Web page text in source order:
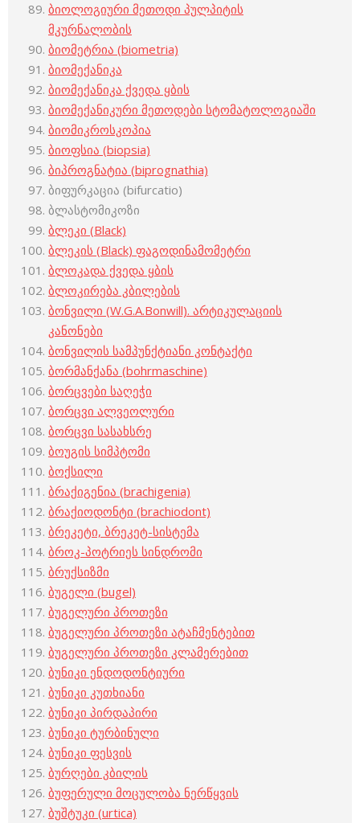
ბიოლოგიური მეთოდი პულპიტის
მკურნალობის
ბიომეტრია (biometria)
ბიომექანიკა
ბიომექანიკა ქვედა ყბის
ბიომექანიკური მეთოდები სტომატოლოგიაში
ბიომიკროსკოპია
ბიოფსია (biopsia)
ბიპროგნატია (biprognathia)
ბიფურკაცია (bifurcatio)
ბლასტომიკოზი
ბლეკი (Black)
ბლეკის (Black) ფაგოდინამომეტრი
ბლოკადა ქვედა ყბის
ბლოკირება კბილების
ბონვილი (W.G.A.Bonwill). არტიკულაციის
კანონები
ბონვილის სამპუნქტიანი კონტაქტი
ბორმანქანა (bohrmaschine)
ბორცვები საღეჭი
ბორცვი ალვეოლური
ბორცვი სასახსრე
ბოუგის სიმპტომი
ბოქსილი
ბრაქიგენია (brachigenia)
ბრაქიოდონტი (brachiodont)
ბრეკეტი, ბრეკეტ-სისტემა
ბროკ-პოტრიეს სინდრომი
ბრუქსიზმი
ბუგელი (bugel)
ბუგელური პროთეზი
ბუგელური პროთეზი ატაჩმენტებით
ბუგელური პროთეზი კლამერებით
ბუნიკი ენდოდონტიური
ბუნიკი კუთხიანი
ბუნიკი პირდაპირი
ბუნიკი ტურბინული
ბუნიკი ფესვის
ბურღები კბილის
ბუფერული მოცულობა ნერწყვის
ბუშტუკი (urtica)